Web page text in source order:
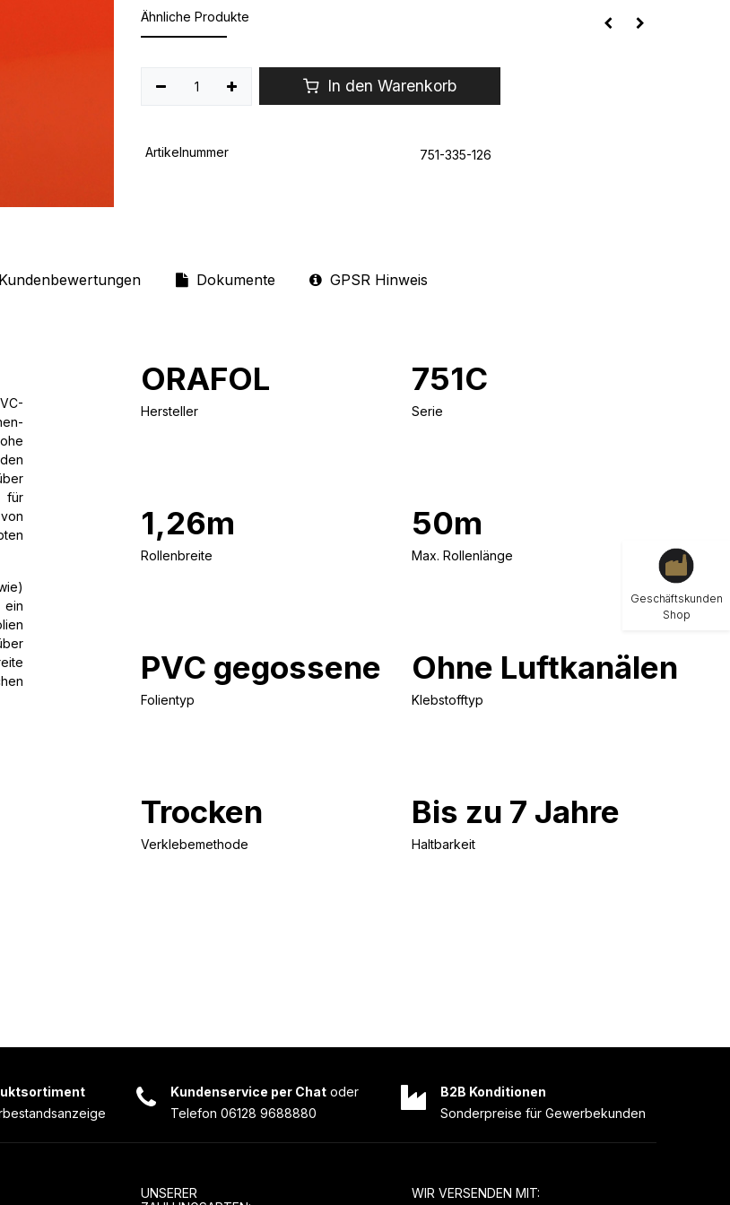
Ähnliche Produkte
In den Warenkorb
Artikelnummer 751-335-126
Kundenbewertungen Dokumente GPSR Hinweis
für
ein
ORAFOL
Hersteller
751C
Serie
1,26m
Rollenbreite
50m
Max. Rollenlänge
PVC gegossene
Folientyp
Ohne Luftkanälen
Klebstofftyp
Trocken
Verklebemethode
Bis zu 7 Jahre
Haltbarkeit
Kundenservice per Chat oder
Telefon 06128 9688880
B2B Konditionen
Sonderpreise für Gewerbekunden
UNSERER
WIR VERSENDEN MIT:
Geschäftskunden
Shop